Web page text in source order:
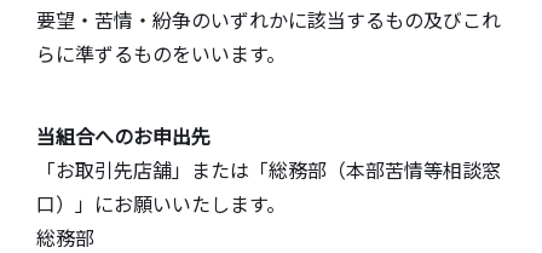
要望・苦情・紛争のいずれかに該当するもの及びこれ
らに準ずるものをいいます。
当組合へのお申出先
「お取引先店舗」または「総務部（本部苦情等相談窓
口）」にお願いいたします。
総務部